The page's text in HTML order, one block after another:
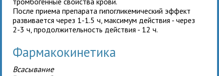
После приема препарата гипогликемический эффект
развивается через 1-1.5 ч, максимум действия - через
2-3 ч, продолжительность действия - 12 ч.
Фармакокинетика
Всасывание